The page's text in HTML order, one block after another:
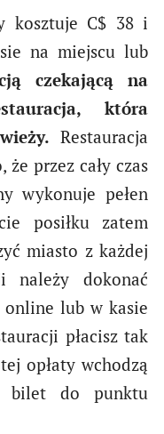
kosztuje C$ 38 i
na miejscu lub
czekającą na
która
Restauracja
przez cały czas
wykonuje pełen
posiłku zatem
miasto z każdej
należy dokonać
online lub w kasie
płacisz tak
opłaty wchodzą
bilet do punktu